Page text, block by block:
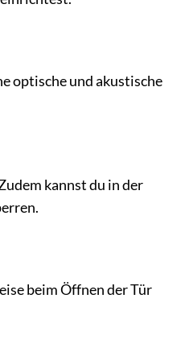
optische und akustische
kannst du in der
beim Öffnen der Tür